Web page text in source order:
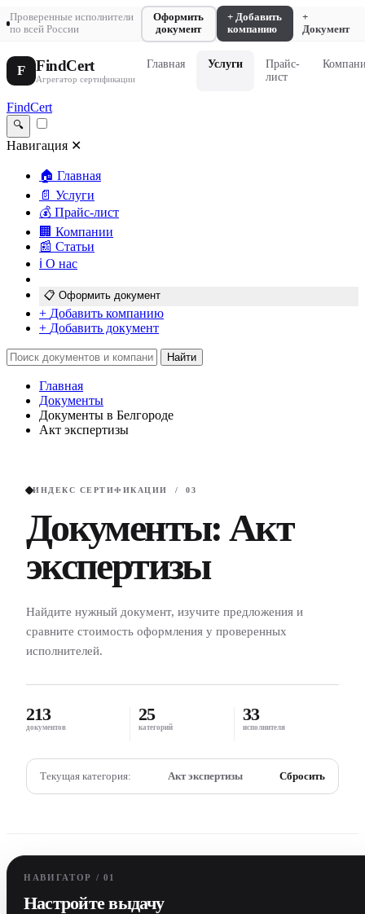
Проверенные исполнители
по всей России
Оформить
документ
+ Добавить
компанию
+
Документ
F FindCert
Агрегатор сертификации
Главная Услуги
Прайс-
лист
FindCert
🔍
Навигация ✕
🏠 Главная
📄 Услуги
💰 Прайс-лист
🏢 Компании
📰 Статьи
ℹ️ О нас
📋 Оформить документ
+ Добавить компанию
+ Добавить документ
Найти
Главная
Документы
Документы в Белгороде
Акт экспертизы
ИНДЕКС СЕРТИФИКАЦИИ / 03
Документы: Акт
экспертизы
Найдите нужный документ, изучите предложения и
сравните стоимость оформления у проверенных
исполнителей.
213
документов
25
категорий
33
исполнителя
Текущая категория: Акт экспертизы Сбросить
НАВИГАТОР / 01
Настройте выдачу